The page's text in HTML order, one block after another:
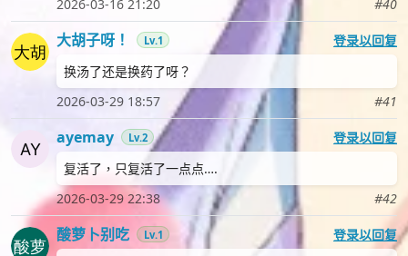
2026-03-16 21:20
#40
大胡子呀！ Lv.1
登录以回复
换汤了还是换药了呀？
2026-03-29 18:57
#41
ayemay Lv.2
登录以回复
复活了，只复活了一点点….
2026-03-29 22:38
#42
酸萝卜别吃 Lv.1
登录以回复